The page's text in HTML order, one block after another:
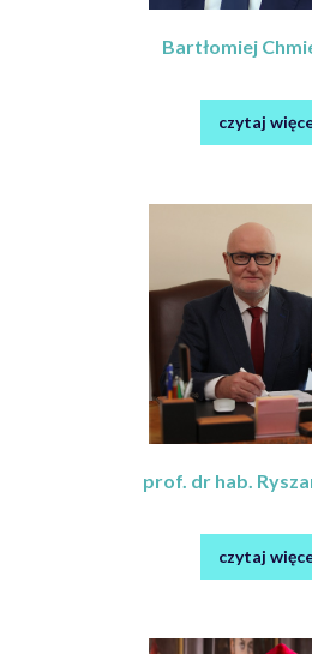
Bartłomiej
czytaj
prof. dr hab.
czytaj